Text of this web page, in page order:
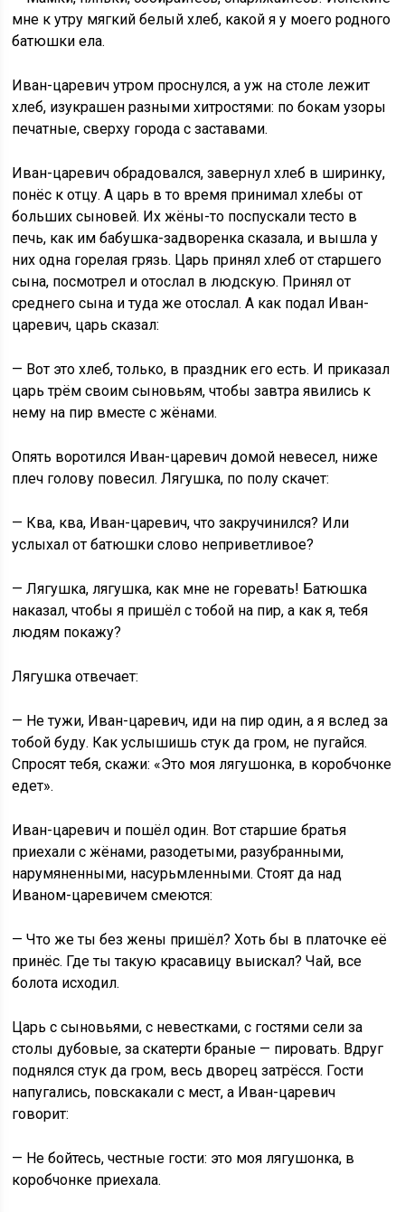
мне к утру мягкий белый хлеб, какой я у моего родного
батюшки ела.
Иван-царевич утром проснулся, а уж на столе лежит
хлеб, изукрашен разными хитростями: по бокам узоры
печатные, сверху города с заставами.
Иван-царевич обрадовался, завернул хлеб в ширинку,
понёс к отцу. А царь в то время принимал хлебы от
больших сыновей. Их жёны-то поспускали тесто в
печь, как им бабушка-задворенка сказала, и вышла у
них одна горелая грязь. Царь принял хлеб от старшего
сына, посмотрел и отослал в людскую. Принял от
среднего сына и туда же отослал. А как подал Иван-
царевич, царь сказал:
— Вот это хлеб, только, в праздник его есть. И приказал
царь трём своим сыновьям, чтобы завтра явились к
нему на пир вместе с жёнами.
Опять воротился Иван-царевич домой невесел, ниже
плеч голову повесил. Лягушка, по полу скачет:
— Ква, ква, Иван-царевич, что закручинился? Или
услыхал от батюшки слово неприветливое?
— Лягушка, лягушка, как мне не горевать! Батюшка
наказал, чтобы я пришёл с тобой на пир, а как я, тебя
людям покажу?
Лягушка отвечает:
— Не тужи, Иван-царевич, иди на пир один, а я вслед за
тобой буду. Как услышишь стук да гром, не пугайся.
Спросят тебя, скажи: «Это моя лягушонка, в коробчонке
едет».
Иван-царевич и пошёл один. Вот старшие братья
приехали с жёнами, разодетыми, разубранными,
нарумяненными, насурьмленными. Стоят да над
Иваном-царевичем смеются:
— Что же ты без жены пришёл? Хоть бы в платочке её
принёс. Где ты такую красавицу выискал? Чай, все
болота исходил.
Царь с сыновьями, с невестками, с гостями сели за
столы дубовые, за скатерти браные — пировать. Вдруг
поднялся стук да гром, весь дворец затрёсся. Гости
напугались, повскакали с мест, а Иван-царевич
говорит:
— Не бойтесь, честные гости: это моя лягушонка, в
коробчонке приехала.